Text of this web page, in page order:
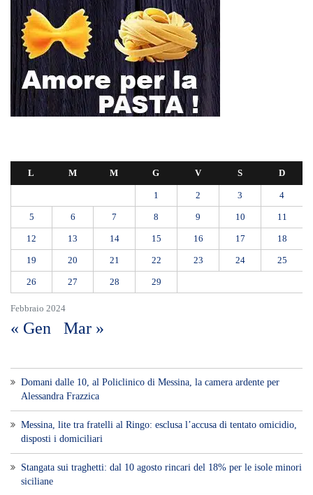
Febbraio 2024
L M M G V S D
1 2 3 4
5 6 7 8 9 10 11
12 13 14 15 16 17 18
19 20 21 22 23 24 25
26 27 28 29
« Gen Mar »
Domani dalle 10, al Policlinico di Messina, la camera ardente per
Alessandra Frazzica
Messina, lite tra fratelli al Ringo: esclusa l’accusa di tentato omicidio,
disposti i domiciliari
Stangata sui traghetti: dal 10 agosto rincari del 18% per le isole minori
siciliane